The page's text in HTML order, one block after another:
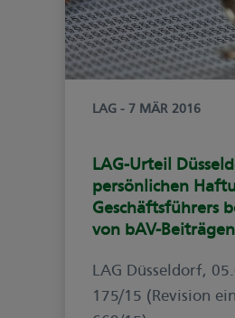
LAG - 7 MÄR 2016
LAG-Urteil
persönlichen
Geschäftsführers
von bAV-Beiträgen
LAG Düsseldorf,
175/15 (Revision